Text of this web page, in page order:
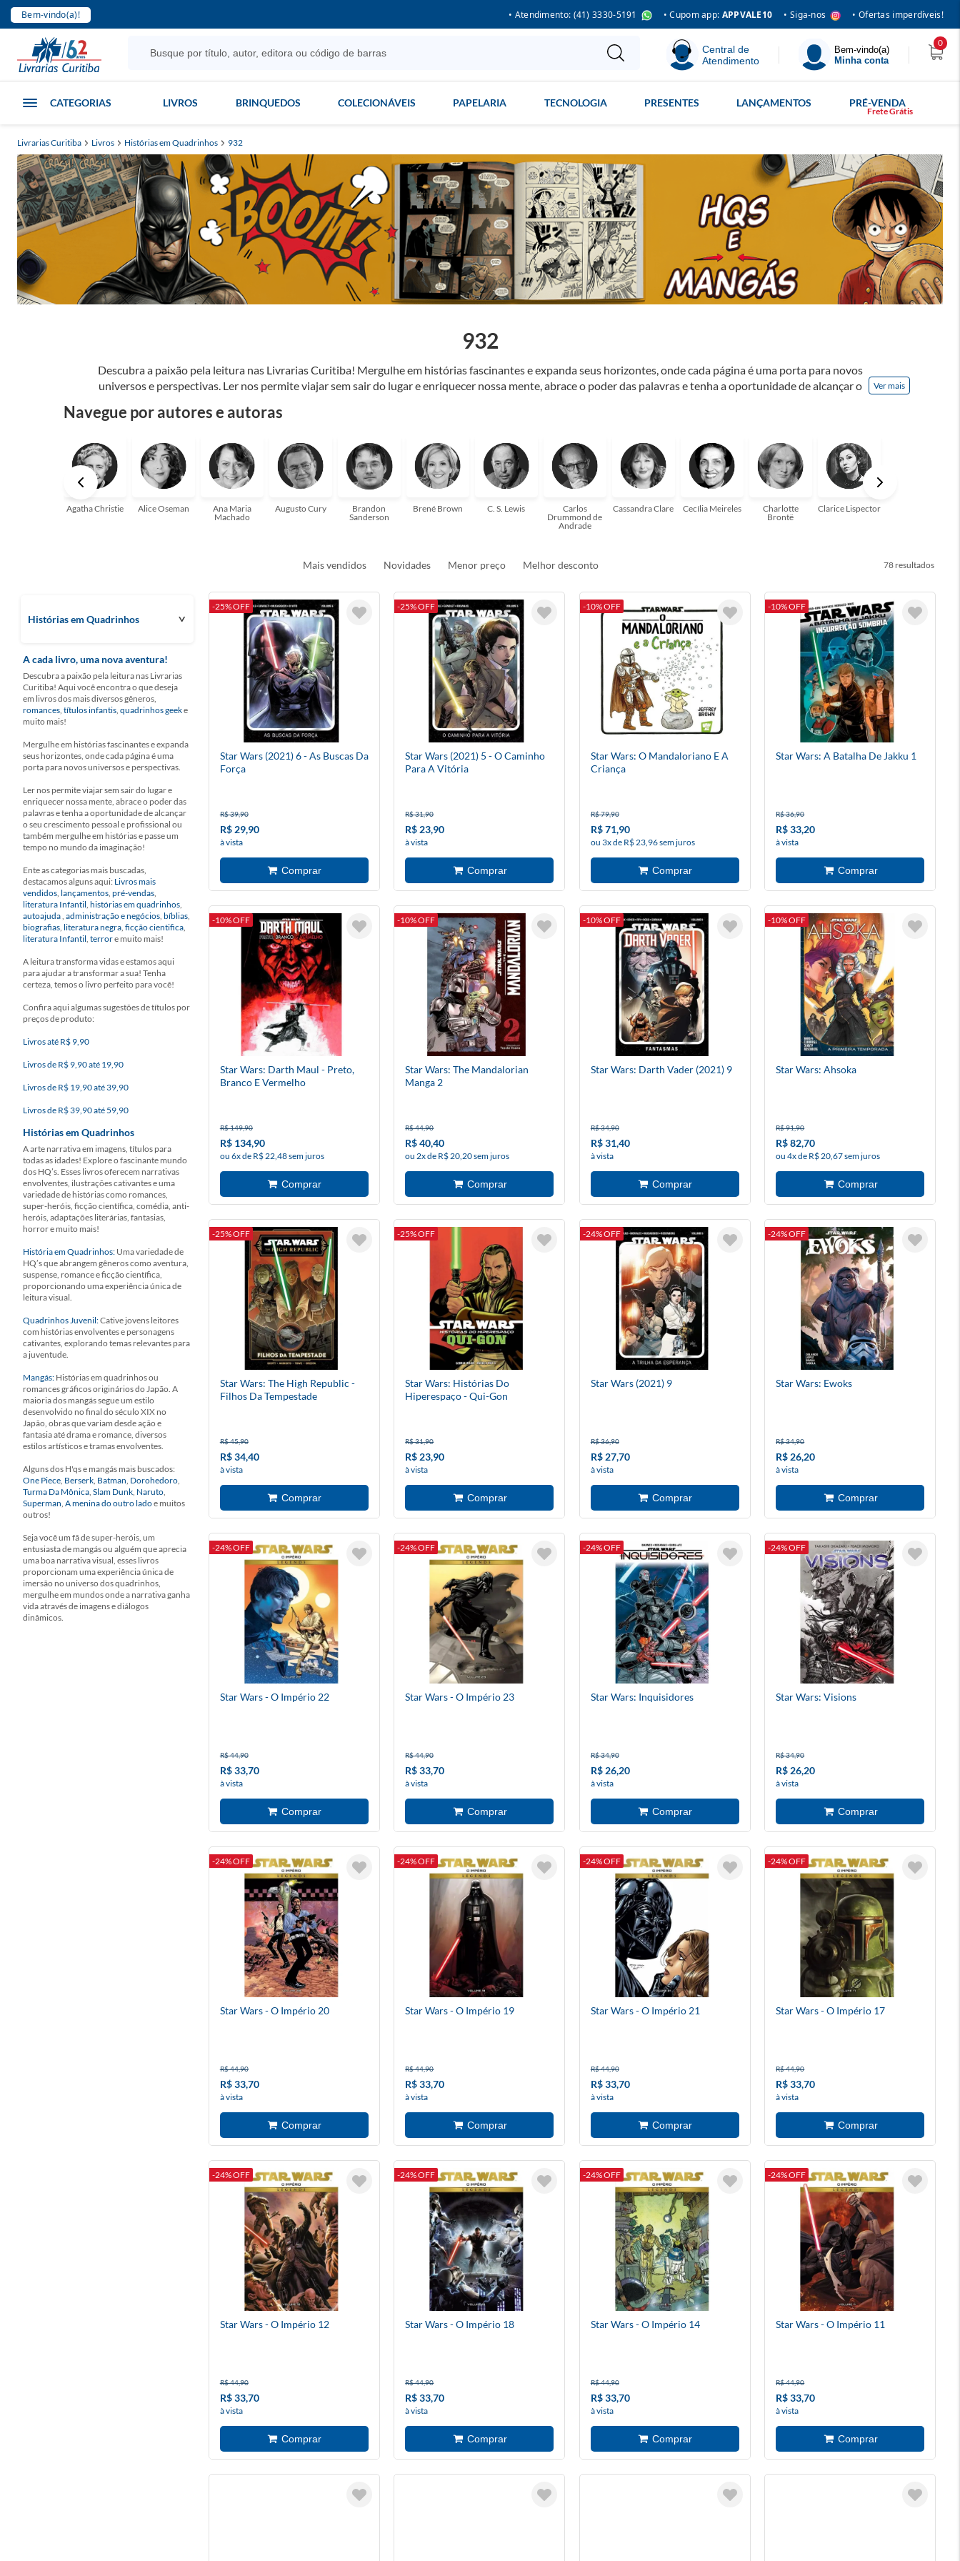
Bem-vindo(a)! • Atendimento: (41) 3330-5191 • Cupom app: APPVALE10 • Siga-nos • Ofertas imperdíveis!
Central de
Atendimento
Bem-vindo(a)
Minha conta
0
CATEGORIAS LIVROS BRINQUEDOS COLECIONÁVEIS PAPELARIA TECNOLOGIA PRESENTES LANÇAMENTOS PRÉ-VENDA
Livrarias Curitiba Livros Histórias em Quadrinhos 932
Descubra a paixão pela leitura nas Livrarias Curitiba! Mergulhe em histórias fascinantes e expanda seus horizontes, onde cada página é uma porta para novos
universos e perspectivas. Ler nos permite viajar sem sair do lugar e enriquecer nossa mente, abrace o poder das palavras e tenha a oportunidade de alcançar o
aqui para ajudar a transformar a sua! Tenha certeza, temos o livro perfeito para você!
Ver mais
932
Navegue por autores e autoras
Agatha Christie Alice Oseman
Ana Maria
Machado
Augusto Cury
Brandon
Sanderson
Brené Brown C. S. Lewis
Carlos
Drummond de
Andrade
Cassandra Clare Cecília Meireles
Charlotte
Brontë
Clarice Lispector
Mais vendidos Novidades Menor preço Melhor desconto 78
Histórias em Quadrinhos
A cada livro, uma nova aventura!
Descubra a paixão pela leitura nas Livrarias
Curitiba! Aqui você encontra o que deseja
em livros dos mais diversos gêneros,
romances, títulos infantis, quadrinhos geeke
muito mais!
Mergulhe em histórias fascinantes e expanda
seus horizontes, onde cada página é uma
porta para novos universos e perspectivas.
Ler nos permite viajar sem sair do lugar e
enriquecer nossa mente, abrace o poder das
palavras e tenha a oportunidade de alcançar
o seu crescimento pessoal e profissional ou
também mergulhe em histórias e passe um
tempo no mundo da imaginação!
Ente as categorias mais buscadas,
destacamos alguns aqui: Livros mais
vendidos, lançamentos, pré-vendas,
literatura Infantil, histórias em quadrinhos,
autoajuda, administração e negócios, bíblias,
biografias, literatura negra, ficção cientifica,
literatura Infantil, terrore muito mais!
A leitura transforma vidas e estamos aqui
para ajudar a transformar a sua! Tenha
certeza, temos o livro perfeito para você!
Confira aqui algumas sugestões de títulos por
preços de produto:
Livros até R$ 9,90
Livros de R$ 9,90 até 19,90
Livros de R$ 19,90 até 39,90
Livros de R$ 39,90 até 59,90
Histórias em Quadrinhos
A arte narrativa em imagens, títulos para
todas as idades! Explore o fascinante mundo
dos HQ’s. Esses livros oferecem narrativas
envolventes, ilustrações cativantes e uma
variedade de histórias como romances,
super-heróis, ficção científica, comédia, anti-
heróis, adaptações literárias, fantasias,
horror e muito mais!
História em Quadrinhos: Uma variedade de
HQ’s que abrangem gêneros como aventura,
suspense, romance e ficção científica,
proporcionando uma experiência única de
leitura visual.
Quadrinhos Juvenil:Cative jovens leitores
com histórias envolventes e personagens
cativantes, explorando temas relevantes para
a juventude.
Mangás: Histórias em quadrinhos ou
romances gráficos originários do Japão. A
maioria dos mangás segue um estilo
desenvolvido no final do século XIX no
Japão, obras que variam desde ação e
fantasia até drama e romance, diversos
estilos artísticos e tramas envolventes.
Alguns dos H'qs e mangás mais buscados:
One Piece, Berserk, Batman, Dorohedoro,
Turma Da Mônica, Slam Dunk, Naruto,
Superman, A menina do outro ladoe muitos
outros!
Seja você um fã de super-heróis, um
entusiasta de mangás ou alguém que aprecia
uma boa narrativa visual, esses livros
proporcionam uma experiência única de
imersão no universo dos quadrinhos,
mergulhe em mundos onde a narrativa ganha
vida através de imagens e diálogos
dinâmicos.
-25% OFF
Star Wars (2021) 6 - As Buscas Da
Força
R$ 39,90
R$ 29,90
à vista
-25% OFF
Star Wars (2021) 5 - O Caminho
Para A Vitória
R$ 31,90
R$ 23,90
à vista
-10% OFF
Star Wars: O Mandaloriano E A
Criança
R$ 79,90
R$ 71,90
ou 3x de R$ 23,96 sem juros
-10% OFF
Star Wars: A Batalha De Jakku 1
R$ 36,90
R$ 33,20
à vista
-10% OFF
Star Wars: Darth Maul - Preto,
Branco E Vermelho
R$ 149,90
R$ 134,90
ou 6x de R$ 22,48 sem juros
-10% OFF
Star Wars: The Mandalorian
Manga 2
R$ 44,90
R$ 40,40
ou 2x de R$ 20,20 sem juros
-10% OFF
Star Wars: Darth Vader (2021) 9
R$ 34,90
R$ 31,40
à vista
-10% OFF
Star Wars: Ahsoka
R$ 91,90
R$ 82,70
ou 4x de R$ 20,67 sem juros
-25% OFF
Star Wars: The High Republic -
Filhos Da Tempestade
R$ 45,90
R$ 34,40
à vista
-25% OFF
Star Wars: Histórias Do
Hiperespaço - Qui-Gon
R$ 31,90
R$ 23,90
à vista
-24% OFF
Star Wars (2021) 9
R$ 36,90
R$ 27,70
à vista
-24% OFF
Star Wars: Ewoks
R$ 34,90
R$ 26,20
à vista
-24% OFF
Star Wars - O Império 22
R$ 44,90
R$ 33,70
à vista
-24% OFF
Star Wars - O Império 23
R$ 44,90
R$ 33,70
à vista
-24% OFF
Star Wars: Inquisidores
R$ 34,90
R$ 26,20
à vista
-24% OFF
Star Wars: Visions
R$ 34,90
R$ 26,20
à vista
-24% OFF
Star Wars - O Império 20
R$ 44,90
R$ 33,70
à vista
-24% OFF
Star Wars - O Império 19
R$ 44,90
R$ 33,70
à vista
-24% OFF
Star Wars - O Império 21
R$ 44,90
R$ 33,70
à vista
-24% OFF
Star Wars - O Império 17
R$ 44,90
R$ 33,70
à vista
-24% OFF
Star Wars - O Império 12
R$ 44,90
R$ 33,70
à vista
-24% OFF
Star Wars - O Império 18
R$ 44,90
R$ 33,70
à vista
-24% OFF
Star Wars - O Império 14
R$ 44,90
R$ 33,70
à vista
-24% OFF
Star Wars - O Império 11
R$ 44,90
R$ 33,70
à vista